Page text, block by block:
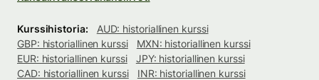
Kurssihistoria:
AUD: historiallinen kurssi
GBP: historiallinen kurssi
MXN: historiallinen kurssi
EUR: historiallinen kurssi
JPY: historiallinen kurssi
CAD: historiallinen kurssi
INR: historiallinen kurssi